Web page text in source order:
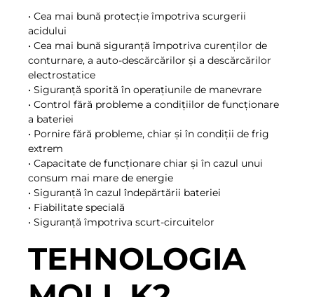
• Cea mai bună protecție împotriva scurgerii
acidului
• Cea mai bună siguranță împotriva curenților de
conturnare, a auto-descărcărilor și a descărcărilor
electrostatice
• Siguranță sporită în operațiunile de manevrare
• Control fără probleme a condițiilor de funcționare
a bateriei
• Pornire fără probleme, chiar și în condiții de frig
extrem
• Capacitate de funcționare chiar și în cazul unui
consum mai mare de energie
• Siguranță în cazul îndepărtării bateriei
• Fiabilitate specială
• Siguranță împotriva scurt-circuitelor
TEHNOLOGIA